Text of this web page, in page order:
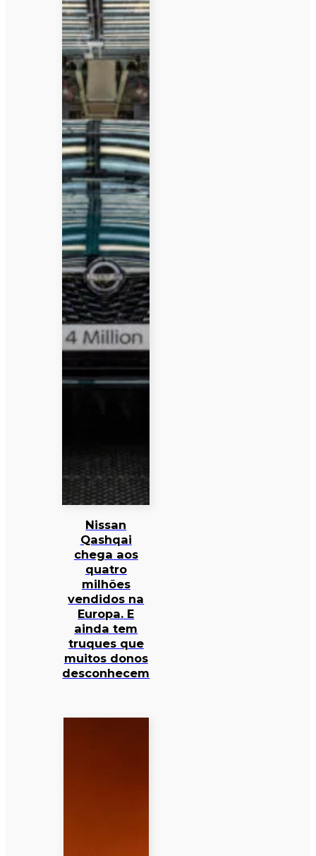
Nissan
Qashqai
chega aos
quatro
milhões
vendidos na
Europa. E
ainda tem
truques que
muitos donos
desconhecem